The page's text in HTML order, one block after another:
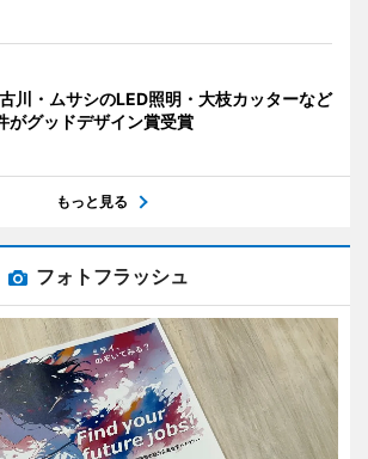
川・ムサシのLED照明・大枝カッターなど
がグッドデザイン賞受賞
もっと見る
フォトフラッシュ